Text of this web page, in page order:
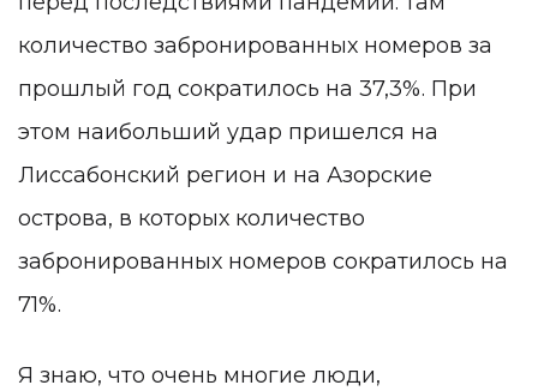
количество забронированных номеров за
прошлый год сократилось на 37,3%. При
этом наибольший удар пришелся на
Лиссабонский регион и на Азорские
острова, в которых количество
забронированных номеров сократилось на
71%.
Я знаю, что очень многие люди,